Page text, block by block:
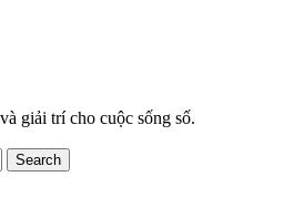
giải trí cho cuộc sống số.
Search